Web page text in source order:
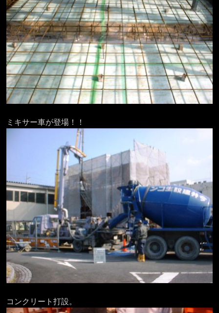
ミキサー車が登場！！
コンクリート打設。